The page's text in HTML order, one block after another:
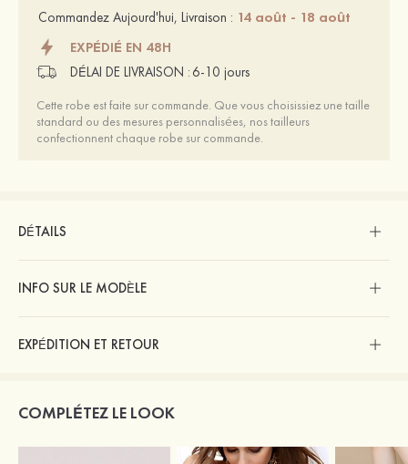
Commandez Aujourd'hui, Livraison : 14 août - 18 août
EXPÉDIÉ EN 48H
DÉLAI DE LIVRAISON : 6-10 jours
Cette robe est faite sur commande. Que vous choisissiez une taille
standard ou des mesures personnalisées, nos tailleurs
confectionnent chaque robe sur commande.
DÉTAILS
INFO SUR LE MODÈLE
EXPÉDITION ET RETOUR
COMPLÉTEZ LE LOOK